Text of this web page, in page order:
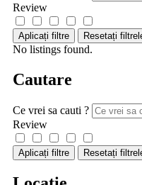
Review
Aplicați filtre Resetați
No listings found.
Cautare
Ce vrei sa cauti ?
Review
Aplicați filtre Resetați